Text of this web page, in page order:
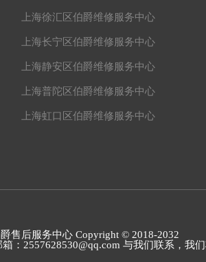
上海徐汇区伯爵维修服务中心
上海长宁区伯爵维修服务中心
上海静安区伯爵维修服务中心
上海普陀区伯爵维修服务中心
上海虹口区伯爵维修服务中心
售后服务中心 Copyright © 2018-2032
2557628530@qq.com 与我们联系，我